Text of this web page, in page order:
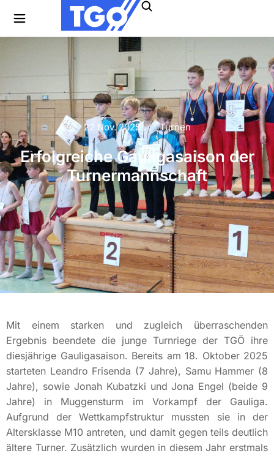
22 Nov. 2025 Turnen
Erfolgreiche Gauligasaison der
Turnermannschaft
Mit einem starken und zugleich überraschenden
Ergebnis beendete die junge Turnriege der TGÖ ihre
diesjährige Gauligasaison. Bereits am 18. Oktober 2025
starteten Leandro Frisenda (7 Jahre), Samu Hammer (8
Jahre), sowie Jonah Kubatzki und Jona Engel (beide 9
Jahre) in Muggensturm im Vorkampf der Gauliga.
Aufgrund der Wettkampfstruktur mussten sie in der
Altersklasse M10 antreten, und damit gegen teils deutlich
ältere Turner. Zusätzlich wurden in diesem Jahr erstmals